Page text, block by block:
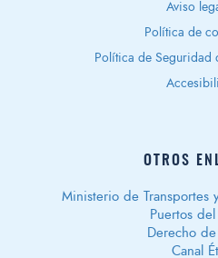
Aviso
Política de
Política de Seguridad
OTROS
Ministerio de Transportes
Puertos del
Derecho
Canal